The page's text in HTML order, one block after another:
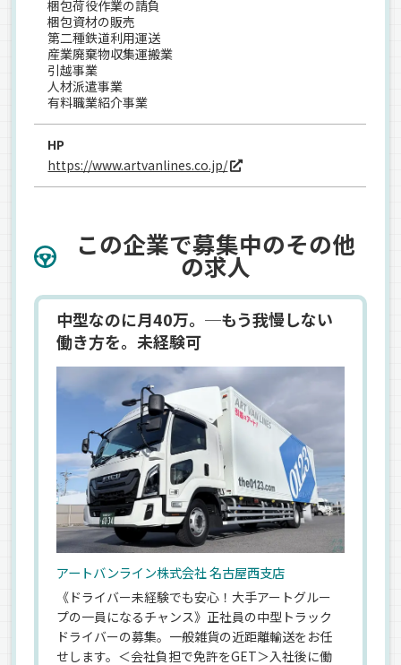
梱包荷役作業の請負
梱包資材の販売
第二種鉄道利用運送
産業廃棄物収集運搬業
引越事業
人材派遣事業
有料職業紹介事業
HP
https://www.artvanlines.co.jp/
この企業で募集中のその他
の求人
中型なのに月40万。─もう我慢しない
働き方を。未経験可
アートバンライン株式会社 名古屋西支店
《ドライバー未経験でも安心！大手アートグルー
プの一員になるチャンス》正社員の中型トラック
ドライバーの募集。一般雑貨の近距離輸送をお任
せします。＜会社負担で免許をGET＞入社後に働